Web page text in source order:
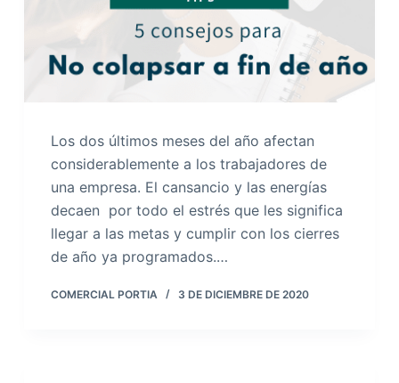
Los dos últimos meses del año afectan
considerablemente a los trabajadores de
una empresa. El cansancio y las energías
decaen por todo el estrés que les significa
llegar a las metas y cumplir con los cierres
de año ya programados.…
COMERCIAL PORTIA 3 DE DICIEMBRE DE 2020